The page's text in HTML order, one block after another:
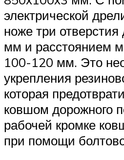
электрической
ноже три
мм и расстоянием
100-120 мм. Это
укрепления
которая
ковшом дорожного
рабочей кромке
при помощи